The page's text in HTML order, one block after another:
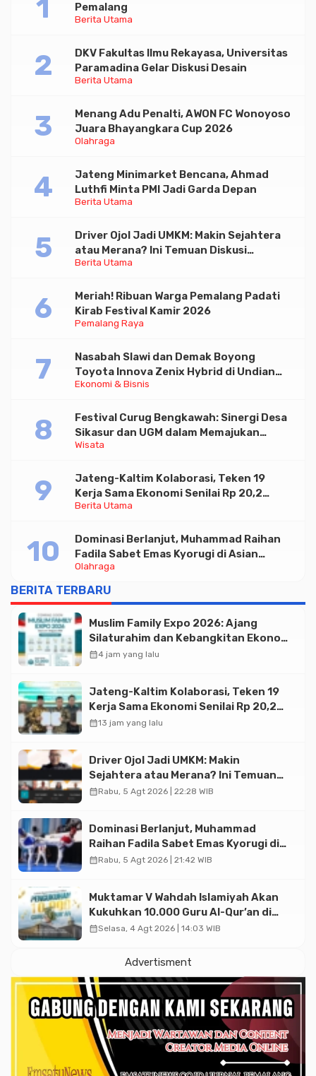
Berita Utama
Pemalang
Berita Utama
DKV Fakultas Ilmu Rekayasa, Universitas
Paramadina Gelar Diskusi Desain
Olahraga
Menang Adu Penalti, AWON FC Wonoyoso
Juara Bhayangkara Cup 2026
Berita Utama
Jateng Minimarket Bencana, Ahmad
Luthfi Minta PMI Jadi Garda Depan
Berita Utama
Driver Ojol Jadi UMKM: Makin Sejahtera
atau Merana? Ini Temuan Diskusi
Paramadina
Pemalang Raya
Meriah! Ribuan Warga Pemalang Padati
Kirab Festival Kamir 2026
Ekonomi & Bisnis
Nasabah Slawi dan Demak Boyong
Toyota Innova Zenix Hybrid di Undian
Tabungan Bima Bank Jateng
Wisata
Festival Curug Bengkawah: Sinergi Desa
Sikasur dan UGM dalam Memajukan
Wisata serta UMKM Lokal
Berita Utama
Jateng-Kaltim Kolaborasi, Teken 19
Kerja Sama Ekonomi Senilai Rp 20,2
Triliun
Olahraga
Dominasi Berlanjut, Muhammad Raihan
Fadila Sabet Emas Kyorugi di Asian
Taekwondo Indonesia Open 2026
BERITA TERBARU
Muslim Family Expo 2026: Ajang
Silaturahim dan Kebangkitan Ekonomi
Halal di Jakarta
calendar_month4 jam yang lalu
Jateng-Kaltim Kolaborasi, Teken 19
Kerja Sama Ekonomi Senilai Rp 20,2
Triliun
calendar_month13 jam yang lalu
Driver Ojol Jadi UMKM: Makin
Sejahtera atau Merana? Ini Temuan
Diskusi Paramadina
calendar_monthRabu, 5 Agt 2026 | 22:28 WIB
Dominasi Berlanjut, Muhammad
Raihan Fadila Sabet Emas Kyorugi di
Asian Taekwondo Indonesia Open
calendar_monthRabu, 5 Agt 2026 | 21:42 WIB
Muktamar V Wahdah Islamiyah Akan
Kukuhkan 10.000 Guru Al-Qur’an di
Masjid Istiqlal
calendar_monthSelasa, 4 Agt 2026 | 14:03 WIB
Advertisment